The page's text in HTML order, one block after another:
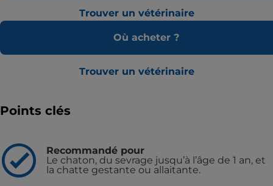
Trouver un vétérinaire
Où acheter ?
Trouver un vétérinaire
Points clés
Recommandé pour
Le chaton, du sevrage jusqu’à l’âge de 1 an, et
la chatte gestante ou allaitante.